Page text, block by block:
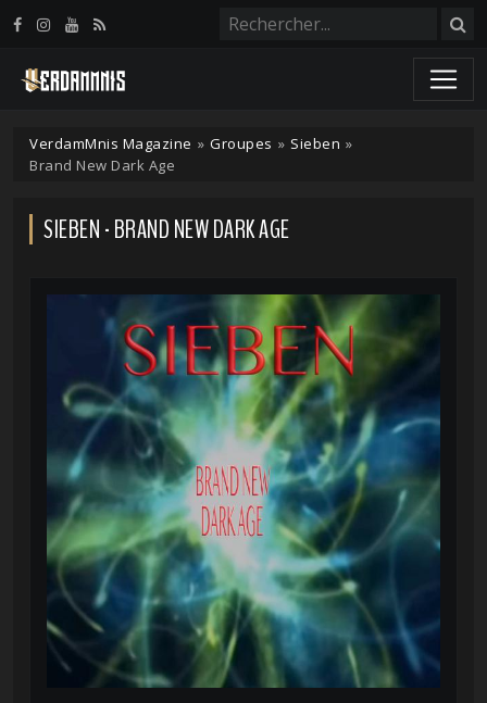
VerdamMnis Magazine » Groupes » Sieben »
Brand New Dark Age
SIEBEN - BRAND NEW DARK AGE
Panneau de gestion des cookies